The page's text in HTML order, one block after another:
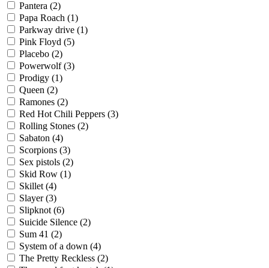
Pantera (2)
Papa Roach (1)
Parkway drive (1)
Pink Floyd (5)
Placebo (2)
Powerwolf(3)
Prodigy (1)
Queen (2)
Ramones (2)
Red Hot Chili Peppers (3)
Rolling Stones (2)
Sabaton (4)
Scorpions (3)
Sex pistols (2)
Skid Row (1)
Skillet(4)
Slayer(3)
Slipknot(6)
Suicide Silence (2)
Sum 41 (2)
System of a down (4)
The Pretty Reckless (2)